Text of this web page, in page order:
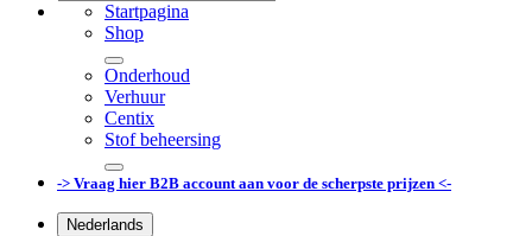
Startpagina
Shop
Onderhoud
Verhuur
Centix
Stof beheersing
-> Vraag hier B2B account aan voor de scherpste prijzen <-
Nederlands